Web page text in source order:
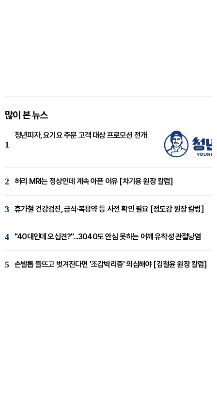
많이 본 뉴스
1
청년피자, 요기요 주문 고객 대상 프로모션 전개
2 허리 MRI는 정상인데 계속 아픈 이유 [차기용 원장 칼럼]
3 휴가철 건강검진, 금식·복용약 등 사전 확인 필요 [정도감 원장 칼럼]
4 "40대인데 오십견?"...3040도 안심 못하는 어깨 유착성 관절낭염
5 손발톱 들뜨고 벗겨진다면 '조갑박리증' 의심해야 [김철윤 원장 칼럼]